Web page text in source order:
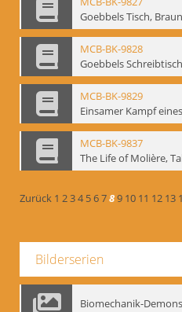
MCB-BK-9828
MCB-BK-9829
MCB-BK-9837
Zurück 1 234 56789 10 11 12 13
Bilderserien